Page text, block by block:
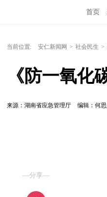
首页
当前位置: 安仁新闻网 > 社会民生 >
《防一氧化
来源：湖南省应急管理厅 编辑：何
—分享—